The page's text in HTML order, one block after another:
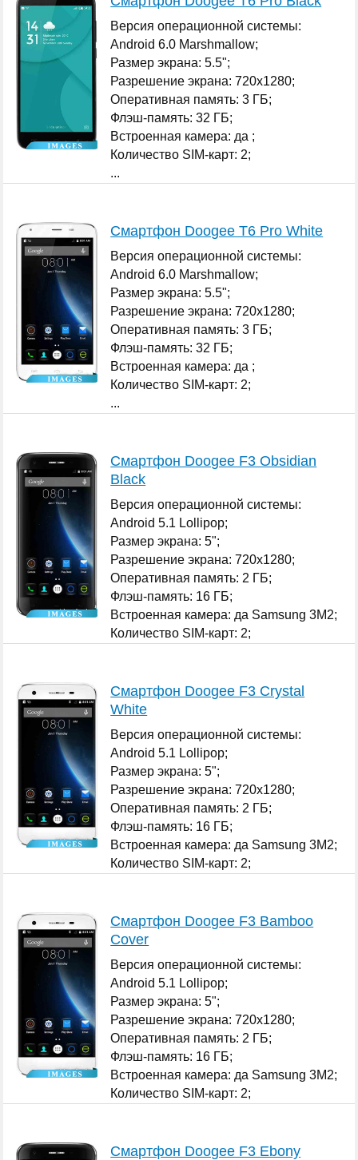
Версия операционной системы:
Android 6.0 Marshmallow;
Размер экрана: 5.5";
Разрешение экрана: 720x1280;
Оперативная память: 3 ГБ;
Флэш-память: 32 ГБ;
Встроенная камера: да ;
Количество SIM-карт: 2;
...
Смартфон Doogee T6 Pro White
Версия операционной системы:
Android 6.0 Marshmallow;
Размер экрана: 5.5";
Разрешение экрана: 720x1280;
Оперативная память: 3 ГБ;
Флэш-память: 32 ГБ;
Встроенная камера: да ;
Количество SIM-карт: 2;
...
Смартфон Doogee F3 Obsidian
Black
Версия операционной системы:
Android 5.1 Lollipop;
Размер экрана: 5";
Разрешение экрана: 720x1280;
Оперативная память: 2 ГБ;
Флэш-память: 16 ГБ;
Встроенная камера: да Samsung 3M2;
Количество SIM-карт: 2;
Смартфон Doogee F3 Crystal
White
Версия операционной системы:
Android 5.1 Lollipop;
Размер экрана: 5";
Разрешение экрана: 720x1280;
Оперативная память: 2 ГБ;
Флэш-память: 16 ГБ;
Встроенная камера: да Samsung 3M2;
Количество SIM-карт: 2;
Смартфон Doogee F3 Bamboo
Cover
Версия операционной системы:
Android 5.1 Lollipop;
Размер экрана: 5";
Разрешение экрана: 720x1280;
Оперативная память: 2 ГБ;
Флэш-память: 16 ГБ;
Встроенная камера: да Samsung 3M2;
Количество SIM-карт: 2;
Смартфон Doogee F3 Ebony